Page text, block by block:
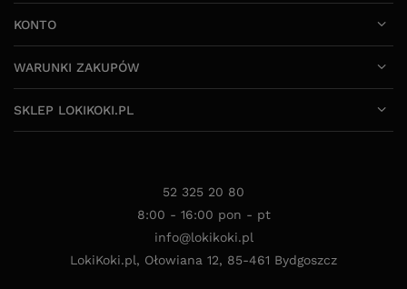
KONTO
WARUNKI ZAKUPÓW
SKLEP LOKIKOKI.PL
52 325 20 80
8:00 - 16:00 pon - pt
info@lokikoki.pl
LokiKoki.pl, Ołowiana 12, 85-461 Bydgoszcz